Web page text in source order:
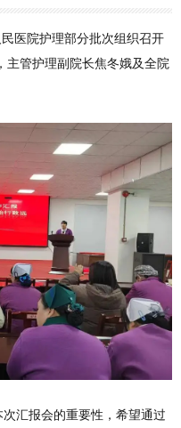
医院护理部分批次组织召开
主管护理副院长焦冬娥及全院
汇报会的重要性，希望通过